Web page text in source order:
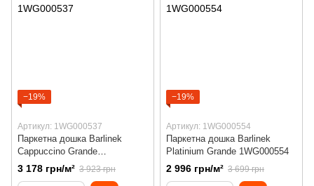
−19%
Артикул: 1WG000537
Паркетна дошка Barlinek
Cappuccino Grande
1WG000537
3 178 грн/м² 3 923 грн
−19%
Артикул: 1WG000554
Паркетна дошка Barlinek
Platinium Grande 1WG000554
2 996 грн/м² 3 699 грн